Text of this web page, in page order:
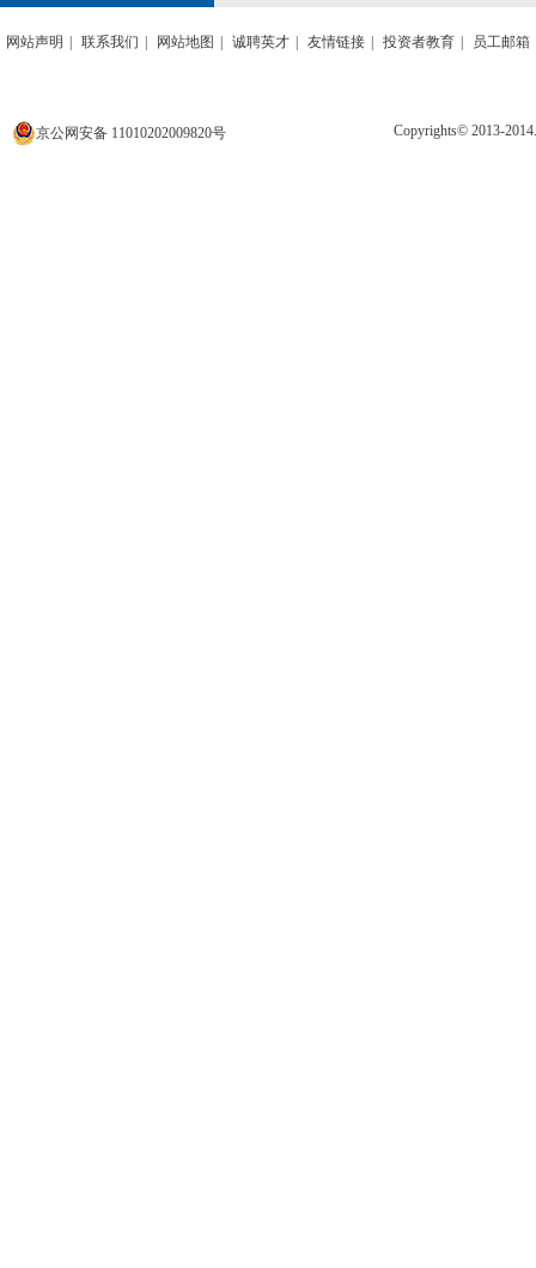
网站声明 联系我们 网站地图 诚聘英才 友情链接 投资者教育 员工邮箱
京公网安备 11010202009820号 Copyrights© 2013-